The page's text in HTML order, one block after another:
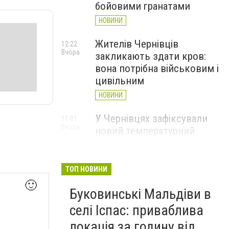
🙂
бойовими гранатами
НОВИНИ
Жителів Чернівців
закликають здати кров:
вона потрібна військовим і
цивільним
НОВИНИ
12:22
Вчора
У Чернівцях зафіксували
новий температурний
11:01
області обмежили рух
великовагового транспорту
НОВИНИ
Вчора
ТОП НОВИНИ
Буковинські Мальдіви в
селі Іспас: приваблива